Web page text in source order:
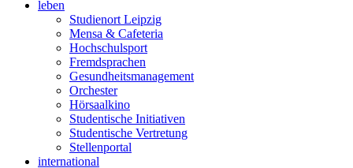
leben
Studienort Leipzig
Mensa & Cafeteria
Hochschulsport
Fremdsprachen
Gesundheitsmanagement
Orchester
Hörsaalkino
Studentische Initiativen
Studentische Vertretung
Stellenportal
international